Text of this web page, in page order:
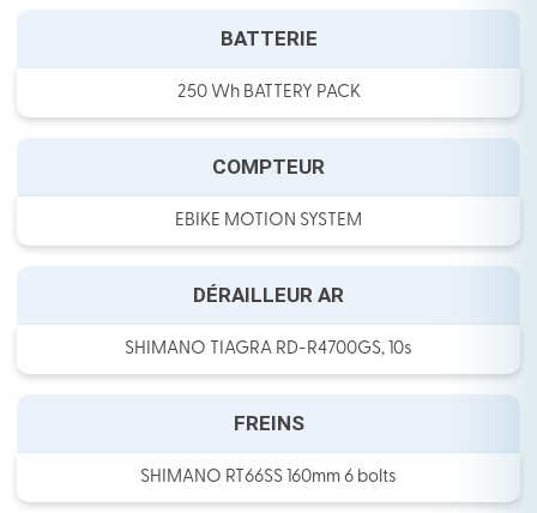
BATTERIE
250 Wh BATTERY PACK
COMPTEUR
EBIKE MOTION SYSTEM
DÉRAILLEUR AR
SHIMANO TIAGRA RD-R4700GS, 10s
FREINS
SHIMANO RT66SS 160mm 6 bolts